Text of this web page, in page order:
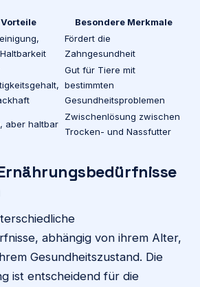
Vorteile Besondere Merkmale
Fördert die
Zahngesundheit
Gut für Tiere mit
bestimmten
Gesundheitsproblemen
aber haltbar
Zwischenlösung zwischen
Trocken- und Nassfutter
abhängig von ihrem Alter,
Gesundheitszustand. Die
ist entscheidend für die